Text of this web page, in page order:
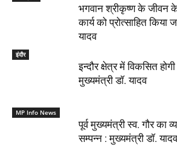
भगवान श्रीकृष्ण के जीवन के
कार्य को प्रोत्साहित किया
यादव
इंदौर
इन्दौर क्षेत्र में विकसित
मुख्यमंत्री डॉ. यादव
MP Info News
पूर्व मुख्यमंत्री स्व. गौर का
सम्पन्न : मुख्यमंत्री डॉ. यादव